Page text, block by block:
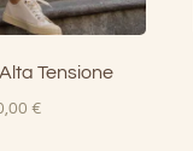
Tensione
€Il